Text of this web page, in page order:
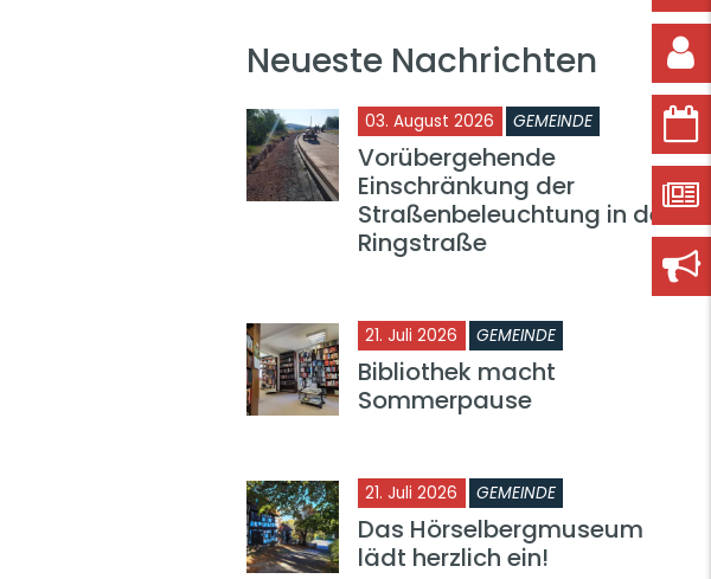
Neueste Nachrichten
03. August 2026 GEMEINDE
Vorübergehende
Einschränkung der
Straßenbeleuchtung in der
Ringstraße
21. Juli 2026 GEMEINDE
Bibliothek macht
Sommerpause
21. Juli 2026 GEMEINDE
Das Hörselbergmuseum
lädt herzlich ein!